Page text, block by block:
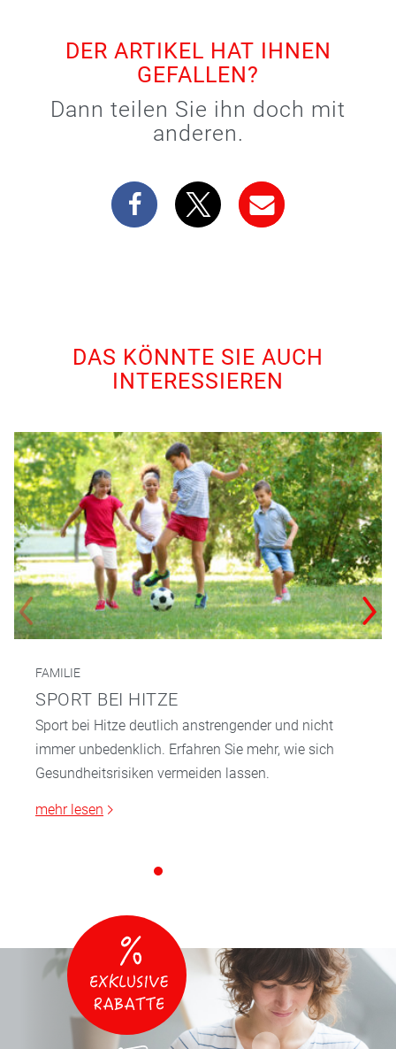
DER ARTIKEL HAT IHNEN
GEFALLEN?
Dann teilen Sie ihn doch mit
anderen.
DAS KÖNNTE SIE AUCH
INTERESSIEREN
FAMILIE
SPORT BEI HITZE
Sport bei Hitze deutlich anstrengender und nicht
immer unbedenklich. Erfahren Sie mehr, wie sich
Gesundheitsrisiken vermeiden lassen.
mehr lesen